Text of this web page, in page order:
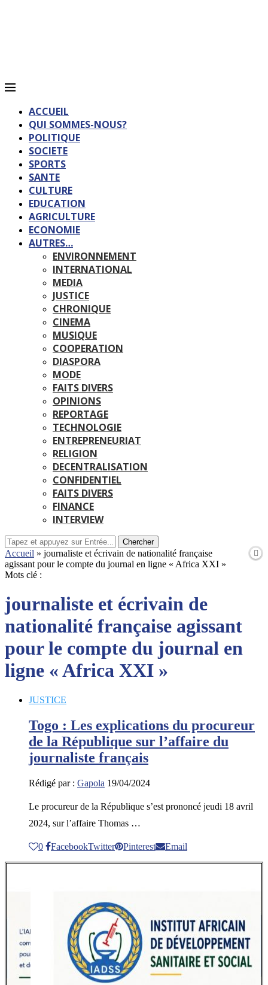
ACCUEIL
QUI SOMMES-NOUS?
POLITIQUE
SOCIETE
SPORTS
SANTE
CULTURE
EDUCATION
AGRICULTURE
ECONOMIE
AUTRES…
ENVIRONNEMENT
INTERNATIONAL
MEDIA
JUSTICE
CHRONIQUE
CINEMA
MUSIQUE
COOPERATION
DIASPORA
MODE
FAITS DIVERS
OPINIONS
REPORTAGE
TECHNOLOGIE
ENTREPRENEURIAT
RELIGION
DECENTRALISATION
CONFIDENTIEL
FAITS DIVERS
FINANCE
INTERVIEW
Chercher
Accueil » journaliste et écrivain de nationalité française
agissant pour le compte du journal en ligne « Africa XXI »
Mots clé :
journaliste et écrivain de
nationalité française agissant
pour le compte du journal en
ligne « Africa XXI »
JUSTICE
Togo : Les explications du procureur
de la République sur l’affaire du
journaliste français
Rédigé par : Gapola 19/04/2024
Le procureur de la République s’est prononcé jeudi 18 avril
2024, sur l’affaire Thomas …
0 FacebookTwitter Pinterest Email